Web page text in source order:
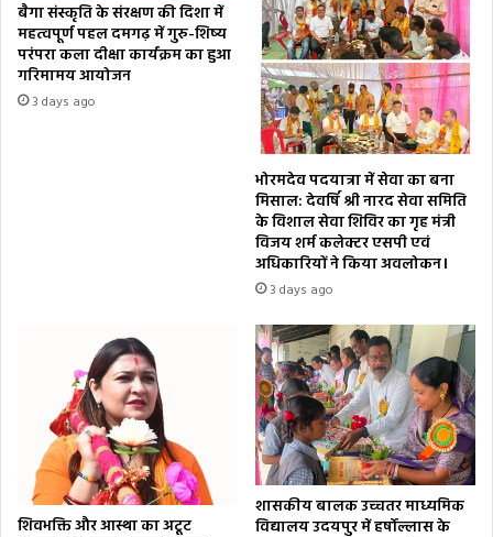
बैगा संस्कृति के संरक्षण की दिशा में
महत्वपूर्ण पहल दमगढ़ में गुरु-शिष्य
परंपरा कला दीक्षा कार्यक्रम का हुआ
गरिमामय आयोजन
3 days ago
भोरमदेव पदयात्रा में सेवा का बना
मिसाल: देवर्षि श्री नारद सेवा समिति
के विशाल सेवा शिविर का गृह मंत्री
विजय शर्म कलेक्टर एसपी एवं
अधिकारियों ने किया अवलोकन।
3 days ago
शिवभक्ति और आस्था का अटूट
शासकीय बालक उच्चतर माध्यमिक
विद्यालय उदयपुर में हर्षोल्लास के